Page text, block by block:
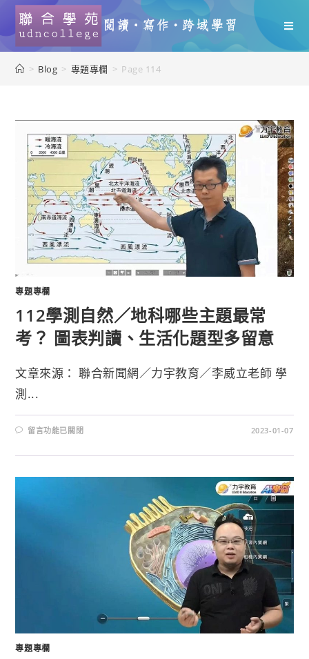
> Blog > 專題專欄 > Page 114
專題專欄
112學測自然／地科哪些主題最常
考？ 圖表判讀、生活化題型多留意
文章來源： 聯合新聞網／力宇教育／李威立老師 學
測...
留言功能已關閉 2023-01-07
專題專欄